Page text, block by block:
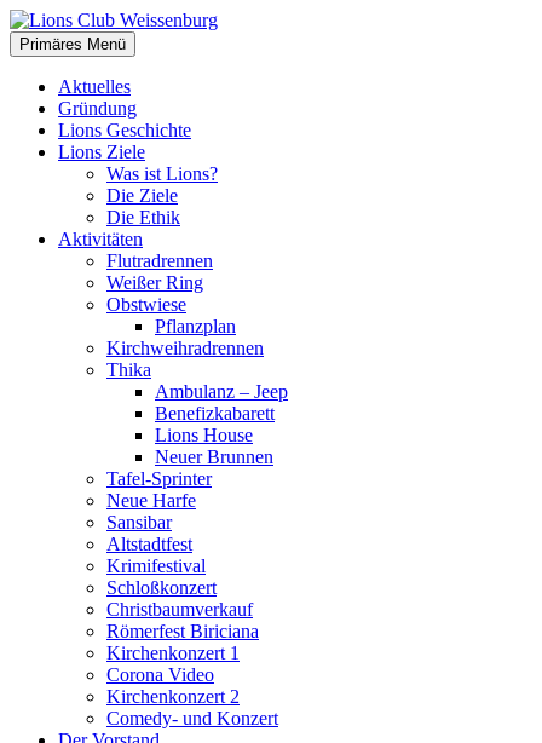
Zum
Inhalt
springen
Lions Club Weissenburg
Suchen
Primäres Menü
Aktuelles
Gründung
Lions Geschichte
Lions Ziele
Was ist Lions?
Die Ziele
Die Ethik
Aktivitäten
Flutradrennen
Weißer Ring
Obstwiese
Pflanzplan
Kirchweihradrennen
Thika
Ambulanz – Jeep
Benefizkabarett
Lions House
Neuer Brunnen
Tafel-Sprinter
Neue Harfe
Sansibar
Altstadtfest
Krimifestival
Schloßkonzert
Christbaumverkauf
Römerfest Biriciana
Kirchenkonzert 1
Corona Video
Kirchenkonzert 2
Comedy- und Konzert